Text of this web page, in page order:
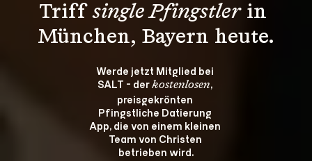
Triff single Pfingstler in
München, Bayern heute.
Werde jetzt Mitglied bei
SALT - der kostenlosen,
preisgekrönten
Pfingstliche Datierung
App, die von einem kleinen
Team von Christen
betrieben wird.